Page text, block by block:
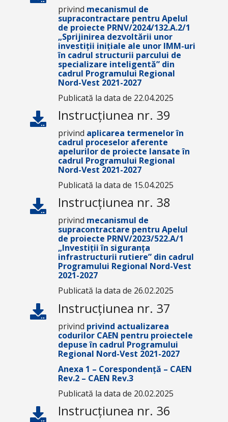
privind mecanismul de
supracontractare pentru Apelul
de proiecte PRNV/2024/132.A.2/1
„Sprijinirea dezvoltării unor
investiții inițiale ale unor IMM-uri
în cadrul structurii parcului de
specializare inteligentă” din
cadrul Programului Regional
Nord-Vest 2021-2027
Publicată la data de 22.04.2025
Instrucțiunea nr. 39
privind aplicarea termenelor în
cadrul proceselor aferente
apelurilor de proiecte lansate în
cadrul Programului Regional
Nord-Vest 2021-2027
Publicată la data de 15.04.2025
Instrucțiunea nr. 38
privind mecanismul de
supracontractare pentru Apelul
de proiecte PRNV/2023/522.A/1
„Investiții în siguranța
infrastructurii rutiere” din cadrul
Programului Regional Nord-Vest
2021-2027
Publicată la data de 26.02.2025
Instrucțiunea nr. 37
privind privind actualizarea
codurilor CAEN pentru proiectele
depuse în cadrul Programului
Regional Nord-Vest 2021-2027
Anexa 1 – Corespondență – CAEN
Rev.2 – CAEN Rev.3
Publicată la data de 20.02.2025
Instrucțiunea nr. 36